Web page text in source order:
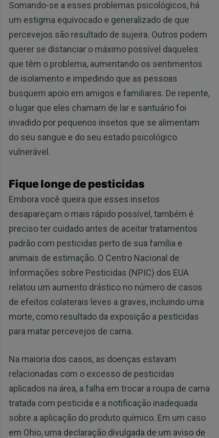
Somando-se a esses problemas psicológicos, há
um estigma equivocado e generalizado de que
percevejos são resultado de sujeira. Outros podem
querer se distanciar o máximo possível daqueles
que têm o problema, aumentando os sentimentos
de isolamento e impedindo que as pessoas
busquem apoio em amigos e familiares. De repente,
o lugar que eles chamam de lar e santuário foi
invadido por pequenos insetos que se alimentam
do seu sangue e do seu estado psicológico
vulnerável.
Fique longe de pesticidas
Embora você queira que esses insetos
desapareçam o mais rápido possível, também é
preciso ter cuidado antes de aceitar tratamentos
padrão com pesticidas perto de sua família e
animais de estimação. O Centro Nacional de
Informações sobre Pesticidas (NPIC) dos EUA
relatou um aumento drástico no número de casos
de efeitos colaterais leves a graves, incluindo uma
morte, como resultado da exposição a pesticidas
para matar percevejos de cama.
Na maioria dos casos, as doenças estavam
relacionadas com o excesso de pesticidas
aplicados na área, a falha em trocar a roupa de cama
tratada com pesticida e a notificação inadequada
sobre a aplicação do produto químico. Em um caso
em Ohio, uma declaração divulgada de um aviso de